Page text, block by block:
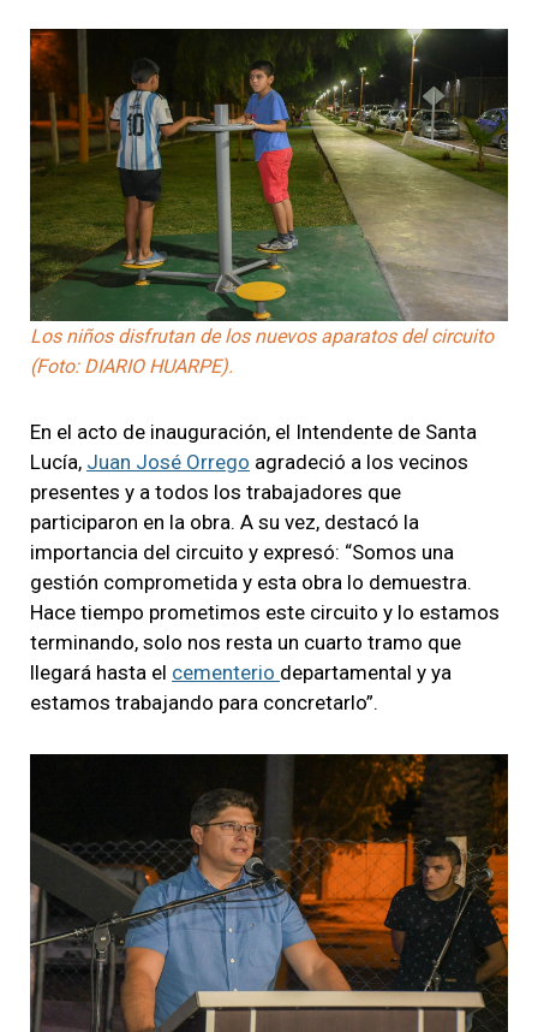
Los niños disfrutan de los nuevos aparatos del circuito
(Foto: DIARIO HUARPE).
En el acto de inauguración, el Intendente de Santa
Lucía, Juan José Orrego agradeció a los vecinos
presentes y a todos los trabajadores que
participaron en la obra. A su vez, destacó la
importancia del circuito y expresó: “Somos una
gestión comprometida y esta obra lo demuestra.
Hace tiempo prometimos este circuito y lo estamos
terminando, solo nos resta un cuarto tramo que
llegará hasta el cementerio departamental y ya
estamos trabajando para concretarlo”.